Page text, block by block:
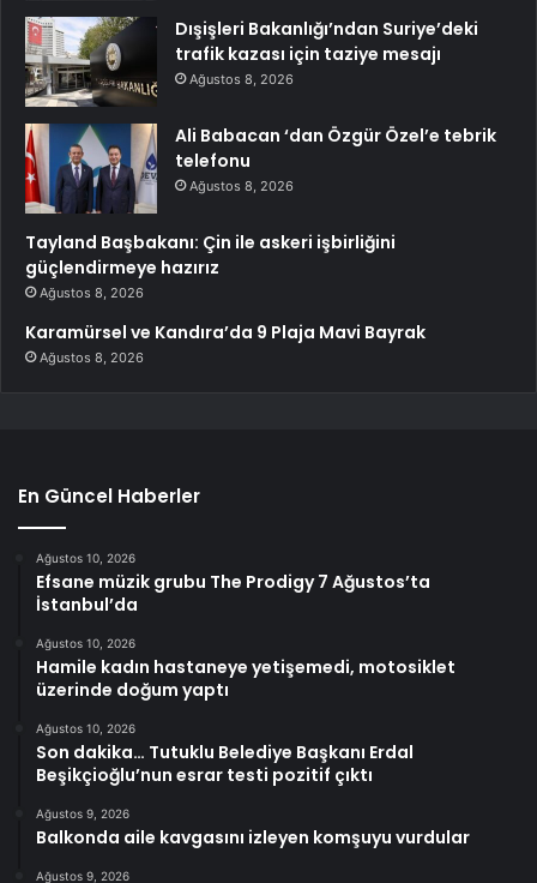
Dışişleri Bakanlığı’ndan Suriye’deki
trafik kazası için taziye mesajı
Ağustos 8, 2026
Ali Babacan ‘dan Özgür Özel’e tebrik
telefonu
Ağustos 8, 2026
Tayland Başbakanı: Çin ile askeri işbirliğini
güçlendirmeye hazırız
Ağustos 8, 2026
Karamürsel ve Kandıra’da 9 Plaja Mavi Bayrak
Ağustos 8, 2026
En Güncel Haberler
Ağustos 10, 2026
Efsane müzik grubu The Prodigy 7 Ağustos’ta
İstanbul’da
Ağustos 10, 2026
Hamile kadın hastaneye yetişemedi, motosiklet
üzerinde doğum yaptı
Ağustos 10, 2026
Son dakika… Tutuklu Belediye Başkanı Erdal
Beşikçioğlu’nun esrar testi pozitif çıktı
Ağustos 9, 2026
Balkonda aile kavgasını izleyen komşuyu vurdular
Ağustos 9, 2026